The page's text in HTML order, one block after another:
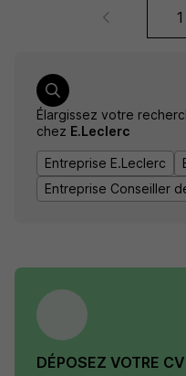
Élargissez votre
chez E.Leclerc
Entreprise E.Leclerc
Entreprise Conseiller
DÉPOSEZ VOTRE CV